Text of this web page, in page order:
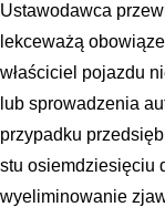
Ustawodawca
lekceważą
właściciel pojazdu
lub sprowadzenia
przypadku
stu osiemdziesięciu
wyeliminowanie